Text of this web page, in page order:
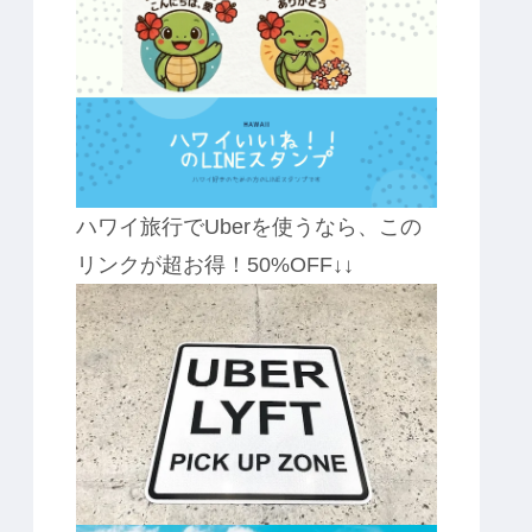
ハワイ旅行でUberを使うなら、この
リンクが超お得！50%OFF↓↓